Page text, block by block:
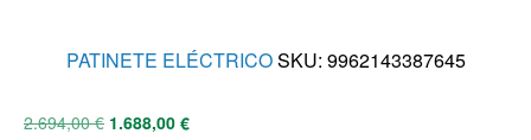
PATINETE ELÉCTRICOSKU: 9962143387645
2.694,00€ 1.688,00 €